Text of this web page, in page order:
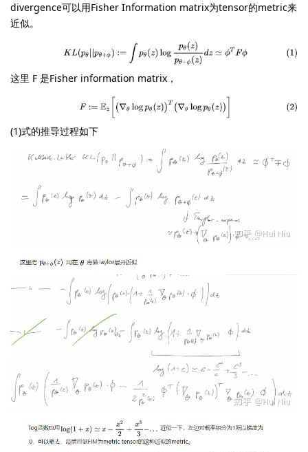
divergence可以用Fisher Information matrix为tensor的metric来
近似。
这里 F 是Fisher information matrix，
(1)式的推导过程如下